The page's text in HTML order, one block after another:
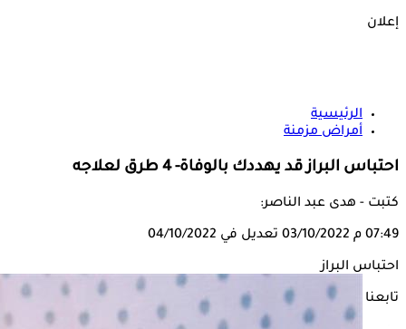
إعلان
الرئيسية
أمراض مزمنة
احتباس البراز قد يهددك بالوفاة- 4 طرق لعلاجه
كتبت - هدى عبد الناصر:
07:49 م 03/10/2022 تعديل في 04/10/2022
احتباس البراز
تابعنا على